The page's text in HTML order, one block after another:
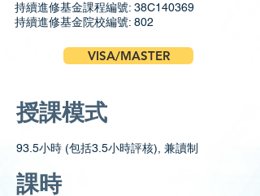
持續進修基金課程編號: 38C140369
持續進修基金院校編號: 802
VISA/MASTER
授課模式
93.5小時 (包括3.5小時評核), 兼讀制
課時